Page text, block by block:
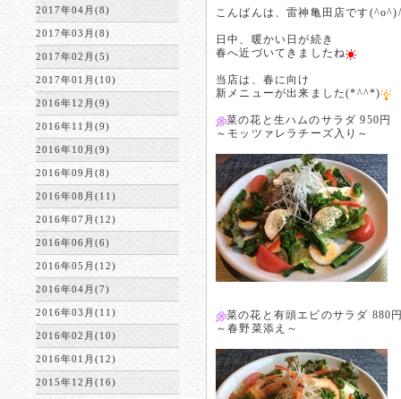
2017年04月(8)
2017年03月(8)
2017年02月(5)
2017年01月(10)
2016年12月(9)
2016年11月(9)
2016年10月(9)
2016年09月(8)
2016年08月(11)
2016年07月(12)
2016年06月(6)
2016年05月(12)
2016年04月(7)
2016年03月(11)
2016年02月(10)
2016年01月(12)
2015年12月(16)
こんばんは、雷神亀田店です
日中、暖かい日が続き
春へ近づいてきましたね
当店は、春に向け
新メニューが出来ました(*^^*)
菜の花と生ハムのサラダ 950円
～モッツァレラチーズ入り～
菜の花と有頭エビのサラダ 880
～春野菜添え～